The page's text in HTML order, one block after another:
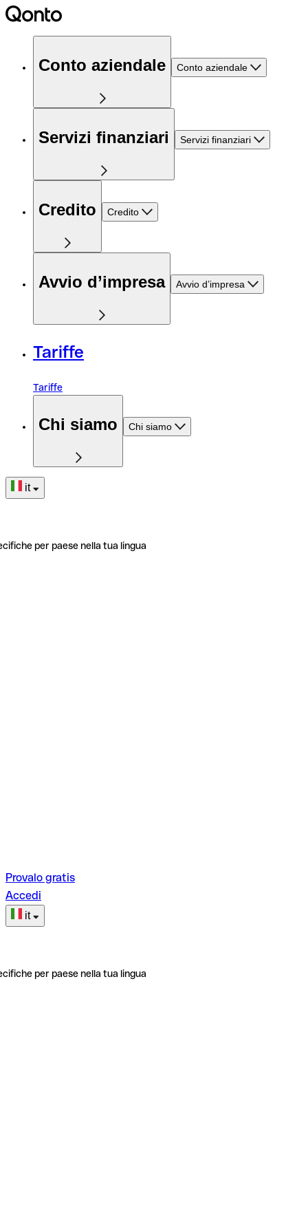
Conto aziendale Conto aziendale
Servizi finanziari Servizi finanziari
Credito Credito
Avvio d’impresa Avvio d’impresa
Tariffe
Tariffe
Chi siamo Chi siamo
it
per paese nella tua lingua
Provalo gratis
Accedi
it
per paese nella tua lingua